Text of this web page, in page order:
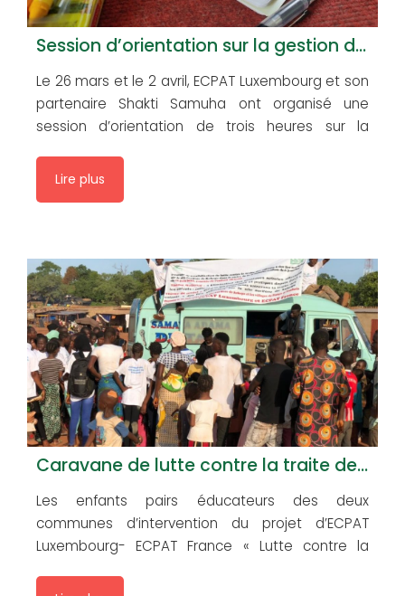
Session d’orientation sur la gestion du stress et l’auto-prise en charge dans deux foyers pour victimes de la traite des êtres humains
Le 26 mars et le 2 avril, ECPAT Luxembourg et son
partenaire Shakti Samuha ont organisé une
session d’orientation de trois heures sur la
deux foyers pour victimes de la traite des êtres
humains gérés par le partenaire. La session a
Lire plus
Caravane de lutte contre la traite des enfants à des fins sexuelles
Les enfants pairs éducateurs des deux
communes d’intervention du projet d’ECPAT
Luxembourg- ECPAT France « Lutte contre la
sites aurifères de Kokoyo et de Koflatié dans le